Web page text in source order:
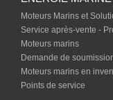
Moteurs Marins et
Service après-vente -
Moteurs marins
Demande de
Moteurs marins en
Points de service